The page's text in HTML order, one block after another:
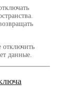
отключить
данные.